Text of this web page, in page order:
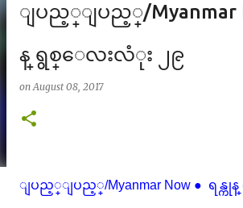
ျပည့္ျပည့္/Myanmar
န္ ရွစ္ေလးလံုး ၂၉
onAugust 08, 2017
ျပည့္ျပည့္/Myanmar Now ● ရန္